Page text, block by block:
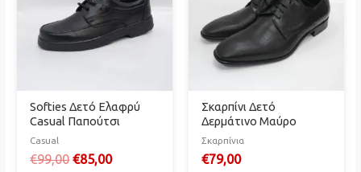
Softies Δετό Ελαφρύ
Casual Παπούτσι
Casual
€99,00Original
€85,00Η
Σκαρπίνι Δετό
Δερμάτινο Μαύρο
Σκαρπίνια
€79,00